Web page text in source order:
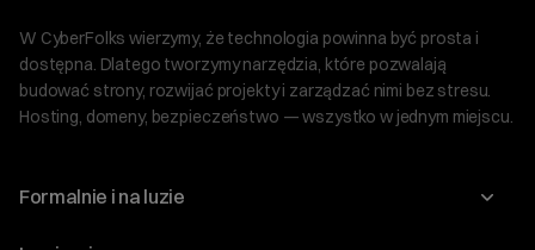
W CyberFolks wierzymy, że technologia powinna być prosta i
dostępna. Dlatego tworzymy narzędzia, które pozwalają
budować strony, rozwijać projekty i zarządzać nimi bez stresu.
Hosting, domeny, bezpieczeństwo — wszystko w jednym miejscu.
Formalnie i na luzie
O nas